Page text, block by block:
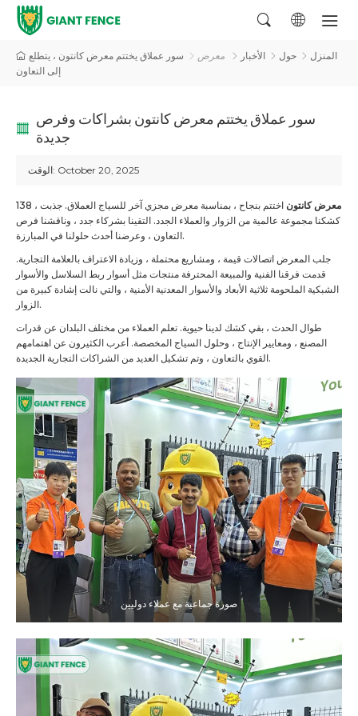
المنزل حول الأخبار معرض
سور عملاق يختتم معرض كانتون ، يتطلع
إلى التعاون
سور عملاق يختتم معرض كانتون بشراكات وفرص
جديدة
الوقت: October 20, 2025
138 ، معرض كانتون اختتم بنجاح ، بمناسبة معرض مجزي آخر للسياج العملاق. جذبت
كشكنا مجموعة عالمية من الزوار والعملاء الجدد. التقينا بشركاء جدد ، وناقشنا فرص
التعاون ، وعرضنا أحدث حلولنا في المبارزة.
جلب المعرض اتصالات قيمة ، ومشاريع محتملة ، وزيادة الاعتراف بالعلامة التجارية.
قدمت فرقنا الفنية والمبيعة المحترفة منتجات مثل أسوار ربط السلاسل والأسوار
الشبكية الملحومة ثلاثية الأبعاد والأسوار المعدنية الأمنية ، والتي نالت إشادة كبيرة من
الزوار.
طوال الحدث ، بقي كشك لدينا حيوية. تعلم العملاء من مختلف البلدان عن قدرات
المصنع ، ومعايير الإنتاج ، وحلول السياج المخصصة. أعرب الكثيرون عن اهتمامهم
القوي بالتعاون ، وتم تشكيل العديد من الشراكات التجارية الجديدة.
صورة جماعية مع عملاء دوليين